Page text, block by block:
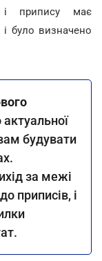
і припису має
було визначено
будувати
за межі
приписів, і